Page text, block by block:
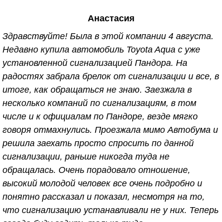
Здесь много уточняют какая сигнализация, какая
машина, а потом начинают критиковать, мол к
клиентам на дорогих машинах отношение особое,
так вот; исходя из этого умолчу о данных
характеристиках. Вернёмся к основной теме. На
первой машине сигнализацию установили 7 лет
назад, за всё это время не разу не подводила.
Иногда возникали некоторые вопросы,
исключительно из-за того что лень было заглянуть
в инструкцию, и чисто поэтому звонила
специалистам. И на любой, даже самый глупый
вопрос получала подробный инструктаж и
консультацию. После 7ми лет эксплуатации,
машина была продана и приобретена новая
"ласточка" . Вопрос о том куда обратиться за
Анастасия
Здравствуйте! Была в этой компании 4 августа.
Недавно купила автомобиль Toyota Aqua с уже
установленной сигнализацией Пандора. На
радостях забрала брелок от сигнализации и все, в
итоге, как обращаться не знаю. Заезжала в
несколько компаний по сигнализациям, в том
числе и к официалам по Пандоре, везде мягко
говоря отмахнулись. Проезжала мимо Автобума и
решила заехать просто спросить по данной
сигнализации, раньше никогда туда не
обращалась. Очень порадовало отношение,
высокий молодой человек все очень подробно и
понятно рассказал и показал, несмотря на то,
что сигнализацию устанавливали не у них. Теперь